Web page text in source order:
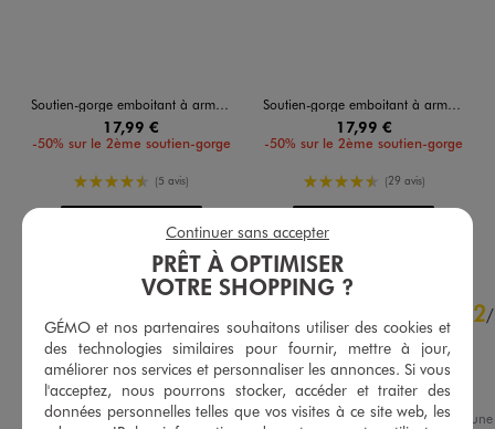
Soutien-gorge emboitant à armatures femme grande taille
17,99 €
-50% sur le 2ème soutien-gorge
4.5/5 de moyenne
(5 avis)
AU PANIER
Soutien-gorge emboitant à armatures femme grande taille
17,99 €
-50% sur le 2ème soutien-gorge
4.5/5 de moyenne
(29 avis)
4.6
Basé sur47 avis soumis à un
2/
Avis vérifié et récompensé
Pas tailler assez haute
Tissu trop synthétique
Avis du22/07/2026 , suite à
PRÊT À OPTIMISER
VOTRE SHOPPING ?
GÉMO et nos partenaires souhaitons utiliser des cookies et
des technologies similaires pour fournir, mettre à jour,
améliorer nos services et personnaliser les annonces. Si vous
l'acceptez, nous pourrons stocker, accéder et traiter des
données personnelles telles que vos visites à ce site web, les
Continuer sans accepter